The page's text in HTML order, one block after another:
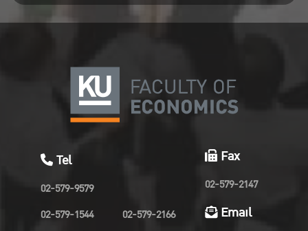
Tel
02-579-9579
02-579-1544
02-579-2166
Fax
02-579-2147
Email